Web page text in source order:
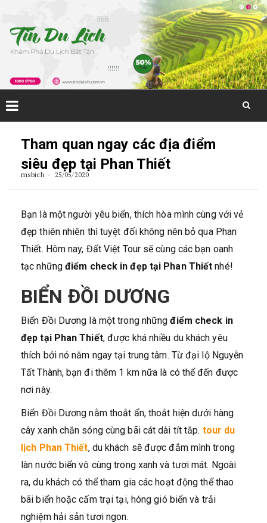
Tham quan ngay các địa điểm
siêu đẹp tại Phan Thiết
msbich 25/05/2020
Bạn là một người yêu biển, thích hòa mình cùng với vẻ
đẹp thiên nhiên thì tuyệt đối không nên bỏ qua Phan
Thiết. Hôm nay, Đất Việt Tour sẽ cùng các bạn oanh
tạc nhữngđiểm check in đẹp tại Phan Thiếtnhé!
BIỂN ĐỒI DƯƠNG
Biển Đồi Dương là một trong những điểm check in
đẹp tại Phan Thiết, được khá nhiều du khách yêu
thích bởi nó nằm ngay tại trung tâm. Từ đại lộ Nguyễn
Tất Thành, bạn đi thêm 1 km nữa là có thể đến được
nơi này.
Biển Đồi Dương nằm thoắt ẩn, thoắt hiện dưới hàng
cây xanh chắn sóng cùng bãi cát dài tít tắp. tour du
lịch Phan Thiết, du khách sẽ được đắm mình trong
làn nước biển vô cùng trong xanh và tươi mát. Ngoài
ra, du khách có thể tham gia các hoạt động thể thao
bãi biển hoặc cấm trại tại, hóng gió biển và trải
nghiệm hải sản tươi ngon.